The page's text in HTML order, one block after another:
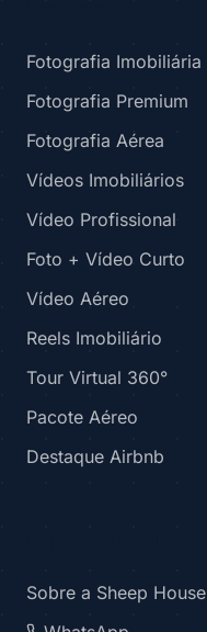
Fotografia Imobiliária
Fotografia Premium
Fotografia Aérea
Vídeos Imobiliários
Vídeo Profissional
Foto + Vídeo Curto
Vídeo Aéreo
Reels Imobiliário
Tour Virtual 360°
Pacote Aéreo
Destaque Airbnb
Sobre a Sheep House